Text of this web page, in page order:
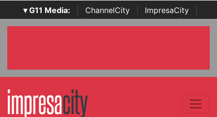
▾ G11 Media: ChannelCity ImpresaCity
SecurityOpenLab | Italian Channel Awards | Italian